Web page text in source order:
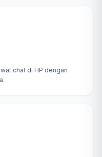
chat di HP dengan